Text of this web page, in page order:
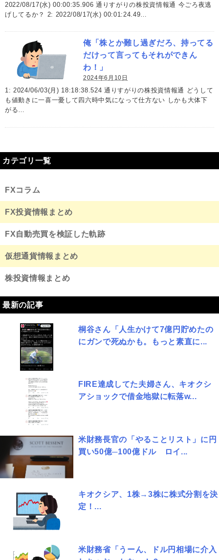
2022/08/17(水) 00:00:35.906 通りすがりの株投資情報通 今ごろ夜逃
げしてるか？ 2: 2022/08/17(水) 00:01:24.49…
俺「株とか難し過ぎだろ、持ってる
だけって言ってもそれができん
わ！」
2024年6月10日
1: 2024/06/03(月) 18:18:38.524 通りすがりの株投資情報通 どうして
も値動きに一喜一憂して四六時中気になって仕方ない しかも大体下
がる…
カテゴリ一覧
FXコラム
FX投資情報まとめ
FX自動売買を検証した軌跡
仮想通貨情報まとめ
株投資情報まとめ
最新の記事
桐谷さん「人生かけて7億円貯めたの
にガンで死ぬかも。もっと素直に...
FIRE達成してた夫婦さん、キオクシ
アショックで借金地獄に転落w...
米財務長官の「やることリスト」に円
買い50億─100億ドル ロイ...
キオクシア、1株→3株に株式分割を決
定！...
米財務省「うーん、ドル円相場に介入